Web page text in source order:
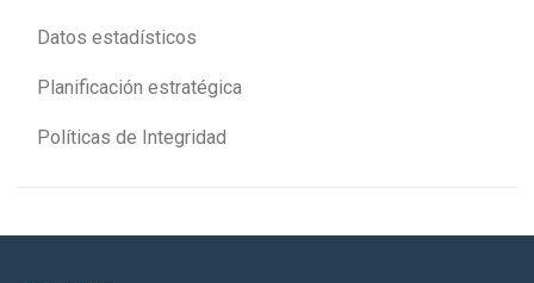
Datos estadísticos
Planificación estratégica
Políticas de Integridad